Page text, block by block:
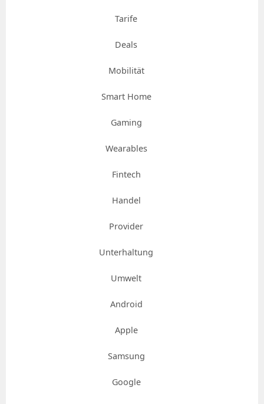
Tarife
Deals
Mobilität
Smart Home
Gaming
Wearables
Fintech
Handel
Provider
Unterhaltung
Umwelt
Android
Apple
Samsung
Google